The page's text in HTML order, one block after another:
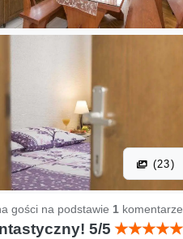
(23)
gości na podstawie 1 komentarze
5/5